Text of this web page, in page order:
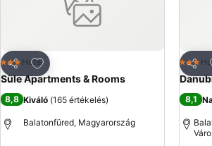
Megosztás
Hozzáadás a kedvencekhez
3 Kategória
Hotel
Süle Apartments & Rooms
8,8 Kiváló (165 értékelés)
Balatonfüred, Magyarország
3
8,1